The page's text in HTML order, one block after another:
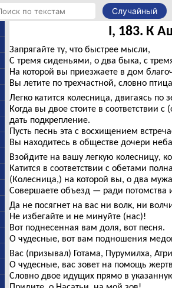
Случайный
I, 183. К
Запрягайте ту, что быстрее мысли,
С тремя сиденьями, о два быка, с
На которой вы приезжаете в дом
Вы летите по трехчастной, словно
Легко катится колесница, двигаясь по
Когда вы двое стоите в соответствии
дать подкрепление.
Пусть песнь эта с восхищением
Вы находитесь в обществе дочери
Взойдите на вашу легкую колесницу,
Катится в соответствии с обетами
(Колесница,) на которой вы, о два
Совершаете объезд — ради потомства
Да не посягнет на вас ни волк, ни
Не избегайте и не минуйте (нас)!
Вот поднесенная вам доля, вот песня.
О чудесные, вот вам подношения
Вас (призывал) Готама, Пурумилха,
О чудесные, вас зовет на помощь
Словно двое идущих прямо в